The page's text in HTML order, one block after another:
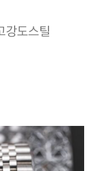
강도스틸